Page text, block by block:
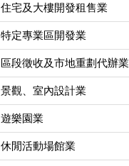
住宅及大樓開發租售業
特定專業區開發業
區段徵收及市地重劃代辦業
景觀、室內設計業
遊樂園業
休閒活動場館業